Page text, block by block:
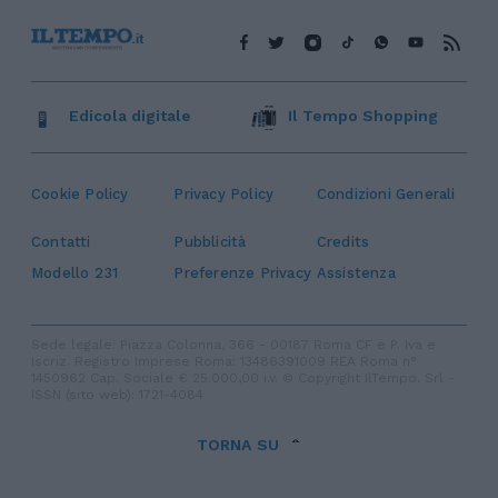
Cookie Policy Privacy Policy Condizioni Generali
Contatti Pubblicità
Credits
Modello 231
Preferenze Privacy Assistenza
Edicola digitale Il Tempo Shopping
TORNA SU